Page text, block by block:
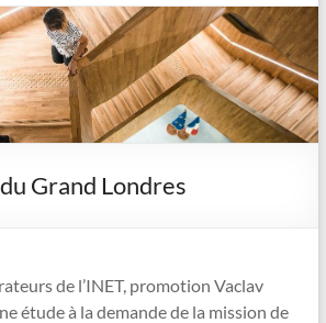
Grand Londres
de l’INET, promotion Vaclav
étude à la demande de la mission de